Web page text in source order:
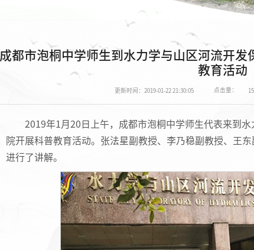
成都市泡桐中学师生到水力学与山区河流开
教育活动
更新时间：2019-01-22 21:30:05 点击量：
2019年1月20日上午，成都市泡桐中学师生代表来到
院开展科普教育活动。张法星副教授、李乃稳副教授、王
进行了讲解。